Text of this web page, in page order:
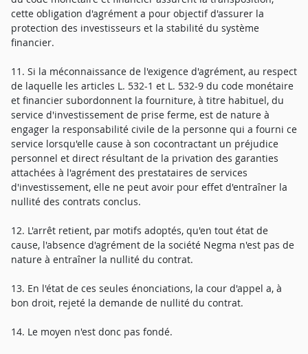
cette obligation d'agrément a pour objectif d'assurer la
protection des investisseurs et la stabilité du système
financier.
11. Si la méconnaissance de l'exigence d'agrément, au respect
de laquelle les articles L. 532-1 et L. 532-9 du code monétaire
et financier subordonnent la fourniture, à titre habituel, du
service d'investissement de prise ferme, est de nature à
engager la responsabilité civile de la personne qui a fourni ce
service lorsqu'elle cause à son cocontractant un préjudice
personnel et direct résultant de la privation des garanties
attachées à l'agrément des prestataires de services
d'investissement, elle ne peut avoir pour effet d'entraîner la
nullité des contrats conclus.
12. L'arrêt retient, par motifs adoptés, qu'en tout état de
cause, l'absence d'agrément de la société Negma n'est pas de
nature à entraîner la nullité du contrat.
13. En l'état de ces seules énonciations, la cour d'appel a, à
bon droit, rejeté la demande de nullité du contrat.
14. Le moyen n'est donc pas fondé.